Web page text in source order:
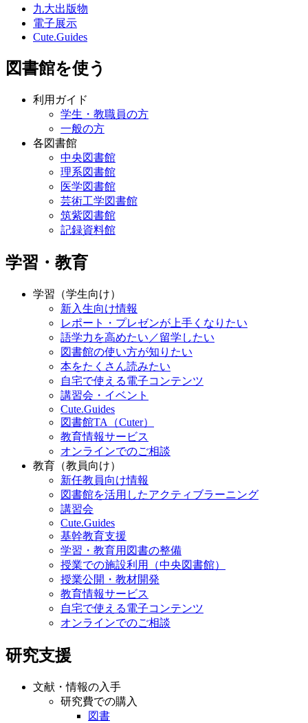
九大出版物
電子展示
Cute.Guides
図書館を使う
利用ガイド
学生・教職員の方
一般の方
各図書館
中央図書館
理系図書館
医学図書館
芸術工学図書館
筑紫図書館
記録資料館
学習・教育
学習（学生向け）
新入生向け情報
レポート・プレゼンが上手くなりたい
語学力を高めたい／留学したい
図書館の使い方が知りたい
本をたくさん読みたい
自宅で使える電子コンテンツ
講習会・イベント
Cute.Guides
図書館TA（Cuter）
教育情報サービス
オンラインでのご相談
教育（教員向け）
新任教員向け情報
図書館を活用したアクティブラーニング
講習会
Cute.Guides
基幹教育支援
学習・教育用図書の整備
授業での施設利用（中央図書館）
授業公開・教材開発
教育情報サービス
自宅で使える電子コンテンツ
オンラインでのご相談
研究支援
文献・情報の入手
研究費での購入
図書